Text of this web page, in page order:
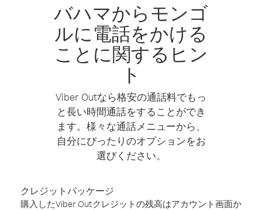
バハマからモンゴ
ルに電話をかける
ことに関するヒン
ト
Viber Outなら格安の通話料でもっ
と長い時間通話をすることができ
ます。様々な通話メニューから、
自分にぴったりのオプションをお
選びください。
クレジットパッケージ
購入したViber Outクレジットの残高はアカウント画面か